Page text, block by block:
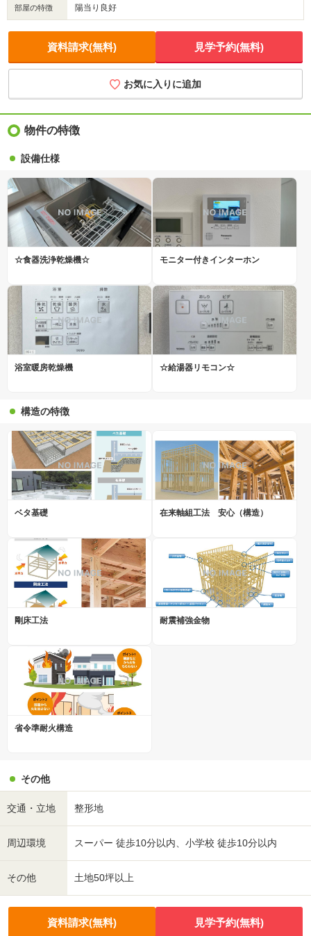
部屋の特徴 陽当り良好
資料請求(無料) 見学予約(無料)
お気に入りに追加
物件の特徴
設備仕様
☆食器洗浄乾燥機☆ モニター付きインターホン
浴室暖房乾燥機 ☆給湯器リモコン☆
構造の特徴
ベタ基礎 在来軸組工法 安心（構造）
剛床工法 耐震補強金物
省令準耐火構造
その他
交通・立地 整形地
周辺環境 スーパー 徒歩10分以内、小学校 徒歩10分以内
その他 土地50坪以上
資料請求(無料) 見学予約(無料)